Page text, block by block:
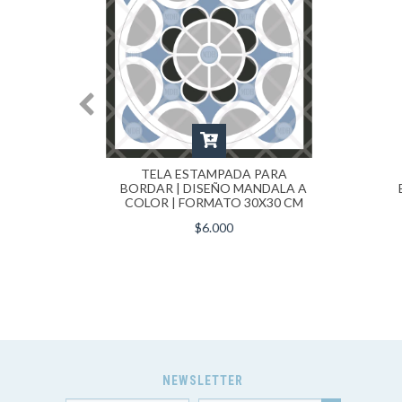
TELA ESTAMPADA PARA
BORDAR | DISEÑO MANDALA A
COLOR | FORMATO 30X30 CM
$6.000
NEWSLETTER